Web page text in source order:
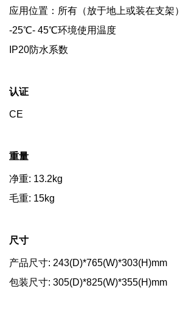
应用位置：所有（放于地上或装在支架）
-25℃- 45℃环境使用温度
IP20防水系数
认证
CE
重量
净重: 13.2kg
毛重: 15kg
尺寸
产品尺寸: 243(D)*765(W)*303(H)mm
包装尺寸: 305(D)*825(W)*355(H)mm